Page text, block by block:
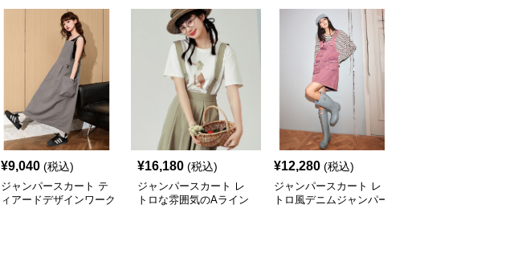
¥9,040 (税込)
ジャンパースカート テ
ィアードデザインワーク
¥16,180 (税込)
ジャンパースカート レ
トロな雰囲気のAライン
¥12,280 (税込)
ジャンパースカート レ
トロ風デニムジャンパー